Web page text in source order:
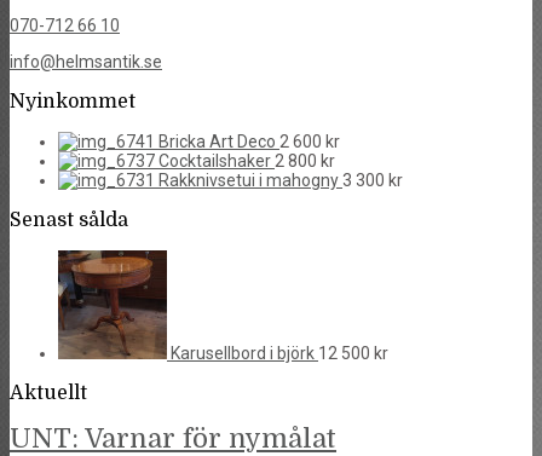
070-712 66 10
info@helmsantik.se
Nyinkommet
Bricka Art Deco 2 600 kr
Cocktailshaker 2 800 kr
Rakknivsetui i mahogny3 300 kr
Senast sålda
Karusellbord i björk 12 500 kr
Aktuellt
UNT: Varnar för nymålat